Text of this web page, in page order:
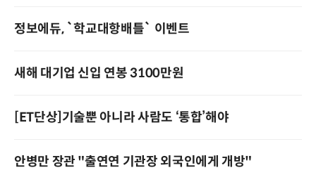
정보에듀, `학교대항배틀` 이벤트
새해 대기업 신입 연봉 3100만원
[ET단상]기술뿐 아니라 사람도 ‘통합’해야
안병만 장관 "출연연 기관장 외국인에게 개방"